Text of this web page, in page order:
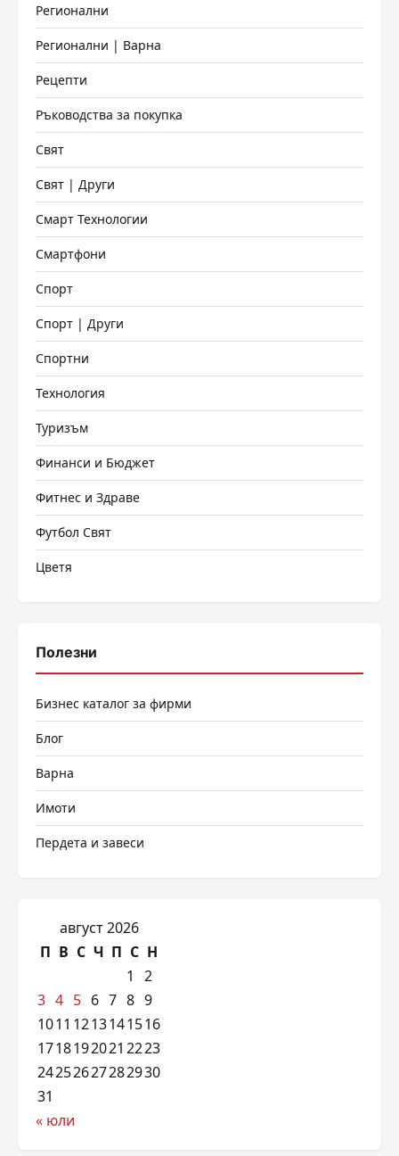
Регионални
Регионални | Варна
Рецепти
Ръководства за покупка
Свят
Свят | Други
Смарт Технологии
Смартфони
Спорт
Спорт | Други
Спортни
Технология
Туризъм
Финанси и Бюджет
Фитнес и Здраве
Футбол Свят
Цветя
Полезни
Бизнес каталог за фирми
Блог
Варна
Имоти
Пердета и завеси
август 2026
П В С Ч П С Н
1
2
3 4 5 6 7 8 9
1011 1213141516
1718192021 2223
24252627282930
31
« юли